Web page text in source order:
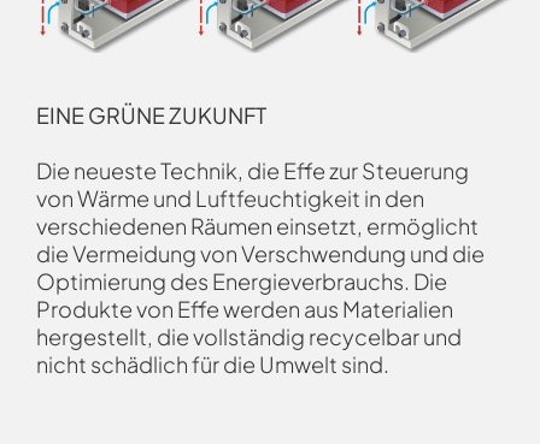
EINE GRÜNE ZUKUNFT
Die neueste Technik, die Effe zur Steuerung
von Wärme und Luftfeuchtigkeit in den
verschiedenen Räumen einsetzt, ermöglicht
die Vermeidung von Verschwendung und die
Optimierung des Energieverbrauchs. Die
Produkte von Effe werden aus Materialien
hergestellt, die vollständig recycelbar und
nicht schädlich für die Umwelt sind.